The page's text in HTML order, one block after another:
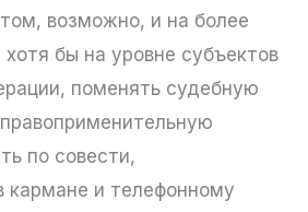
возможно, и на более
хотя бы на уровне субъектов
поменять судебную
по совести,
кармане и телефонному